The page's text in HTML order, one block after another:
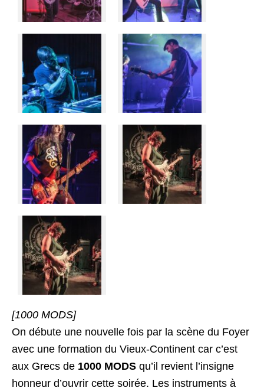
[1000 MODS]
On débute une nouvelle fois par la scène du Foyer
avec une formation du Vieux-Continent car c’est
aux Grecs de 1000 MODS qu’il revient l’insigne
honneur d’ouvrir cette soirée. Les instruments à